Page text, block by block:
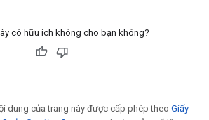
có hữu ích không cho bạn không?
dung của trang này được cấp phép theo Giấy